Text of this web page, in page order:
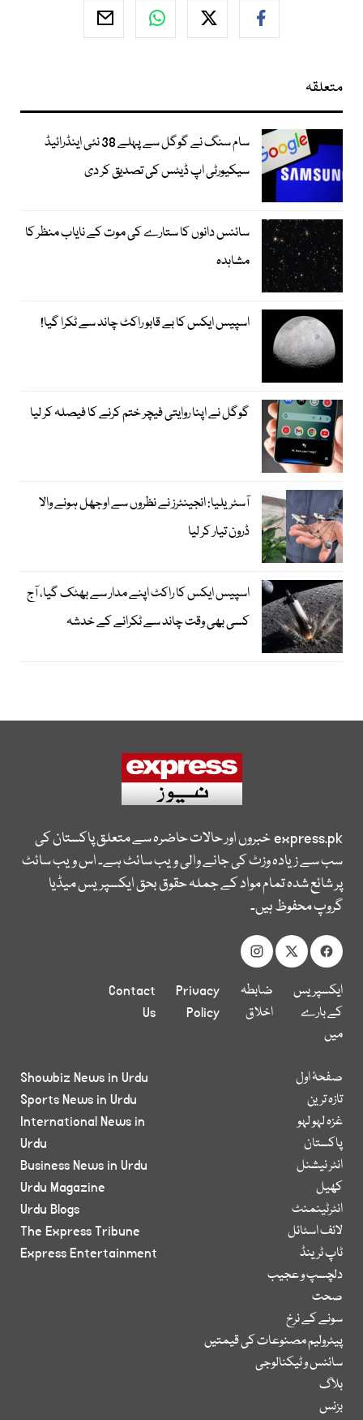
متعلقہ
سام سنگ نے گوگل سے پہلے 38 نئی اینڈرائیڈ
سیکیورٹی اپ ڈیٹس کی تصدیق کر دی
سائنس دانوں کا ستارے کی موت کے نایاب منظر کا
مشاہدہ
اسپیس ایکس کا بے قابو راکٹ چاند سے ٹکرا گیا!
گوگل نے اپنا روایتی فیچر ختم کرنے کا فیصلہ کر لیا
آسٹریلیا: انجینئرز نے نظروں سے اوجھل ہونے والا
ڈرون تیار کر لیا
اسپیس ایکس کا راکٹ اپنے مدار سے بھٹک گیا، آج
کسی بھی وقت چاند سے ٹکرانے کے خدشہ
express.pkخبروں اور حالات حاضرہ سے متعلق پاکستان کی
سب سے زیادہ وزٹ کی جانے والی ویب سائٹ ہے۔ اس ویب سائٹ
پر شائع شدہ تمام مواد کے جملہ حقوق بحق ایکسپریس میڈیا
گروپ محفوظ ہیں۔
ایکسپریس
کے بارے
میں
ضابطہ
اخلاق
Privacy
Policy
Contact
Us
صفحۂ اول
تازہ ترین
غزہ لہو لہو
پاکستان
انٹر نیشنل
کھیل
انٹرٹینمنٹ
لائف اسٹائل
ٹاپ ٹرینڈ
دلچسپ و عجیب
صحت
سونے کے نرخ
پیٹرولیم مصنوعات کی قیمتیں
سائنس و ٹیکنالوجی
بلاگ
بزنس
Showbiz News in Urdu
Sports News in Urdu
International News in
Urdu
Business News in Urdu
Urdu Magazine
Urdu Blogs
The Express Tribune
Express Entertainment